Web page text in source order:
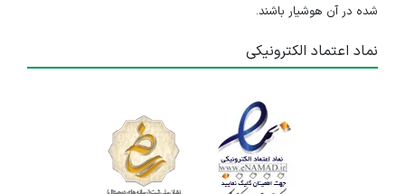
شده در آن هوشیار باشند.
نماد اعتماد الکترونیکی